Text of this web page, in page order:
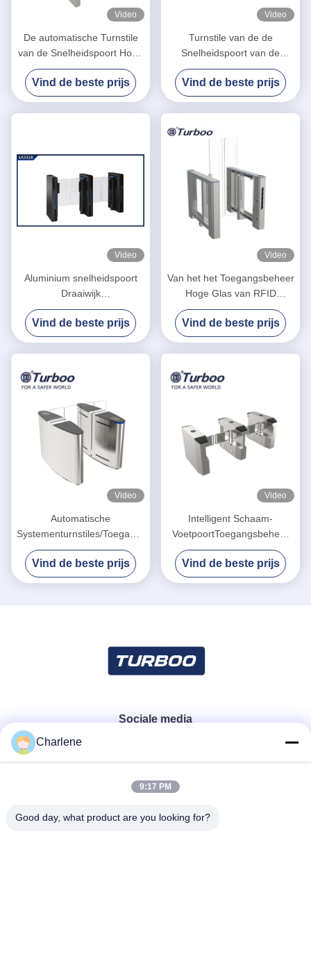
Video
De automatische Turnstile
van de Snelheidspoort Hoge
Lezer van de Veiligheidsrfid
Kaart 100-240V met
Brushless Servomotor
Vind de beste prijs
Video
Turnstile van de de
Snelheidspoort van de
menigtecontrole met 35
Personen/van de
Doorgangsmin Tijd
Vind de beste prijs
Video
Aluminium snelheidspoort
Draaiwijk
kantoorbeveiligingspoorten
toegangscontrole
voetgangerspoort
Vind de beste prijs
Video
Van het het Toegangsbeheer
Hoge Glas van RFID
Turnstile van de de
Snelheidspoort met Hoge
Veiligheid voor de
Bureaubouw
Vind de beste prijs
Video
Automatische
Systementurnstiles/Toegangsbeheerbarrières
en Poorten24v Motorvoltage
Vind de beste prijs
Video
Intelligent Schaam-
VoetpoortToegangsbeheer
voor
Kleinhandelsmenigtecontrole
Vind de beste prijs
Sociale media
Snel contact
Charlene
9:17 PM
Good day, what product are you looking for?